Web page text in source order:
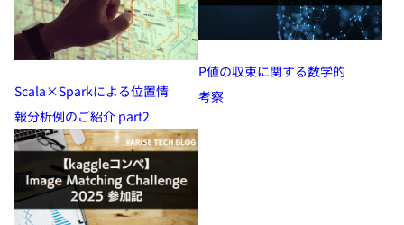
Scala×Sparkによる位置情
報分析例のご紹介 part2
P値の収束に関する数学的
考察